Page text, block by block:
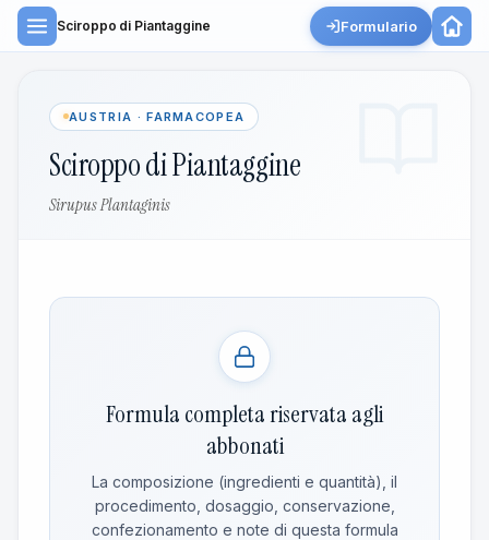
Sciroppo di Piantaggine Formulario
AUSTRIA · FARMACOPEA
Sciroppo di Piantaggine
Sirupus Plantaginis
Formula completa riservata agli
abbonati
La composizione (ingredienti e quantità), il
procedimento, dosaggio, conservazione,
confezionamento e note di questa formula